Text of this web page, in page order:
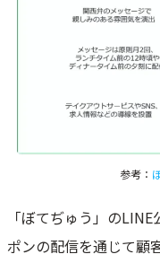
参考：
「ぼてぢゅう」の
ポンの配信を通じて顧